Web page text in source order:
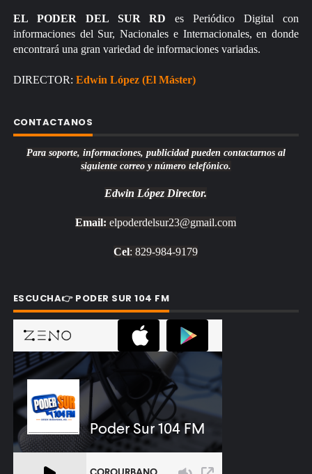
EL PODER DEL SUR RD es Periódico Digital con
informaciones del Sur, Nacionales e Internacionales, en donde
encontrará una gran variedad de informaciones variadas.
DIRECTOR: Edwin López (El Máster)
CONTACTANOS
Para soporte, informaciones, publicidad pueden contactarnos al
siguiente correo y número telefónico.
Edwin López Director.
Email: elpoderdelsur23@gmail.com
Cel: 829-984-9179
ESCUCHA👉 PODER SUR 104 FM